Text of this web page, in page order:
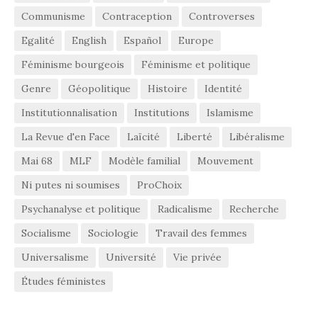
Communisme
Contraception
Controverses
Egalité
English Español
Europe
Féminisme bourgeois
Féminisme et politique
Genre
Géopolitique Histoire
Identité
Institutionnalisation
Institutions
Islamisme
La Revue d'en Face
Laïcité Liberté
Libéralisme
Mai 68
MLF Modèle familial
Mouvement
Ni putes ni soumises
ProChoix
Psychanalyse et politique
Radicalisme
Recherche
Socialisme
Sociologie
Travail des femmes
Universalisme
Université
Vie privée
Études féministes